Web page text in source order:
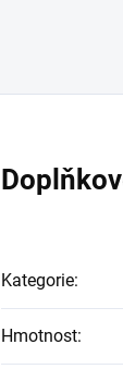
Kategorie:
Hmotnost: